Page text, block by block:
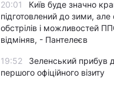
20:01
Київ буде значно
підготовлений до зими, але
обстрілів і можливостей
відміняв, - Пантелеєв
19:52
Зеленський прибув
першого офіційного візиту